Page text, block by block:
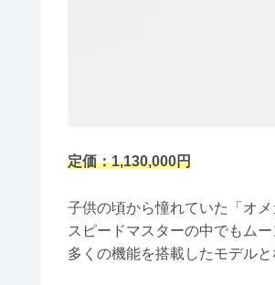
定価：1,130,000円
子供の頃から憧れていた「オメ
スピードマスターの中でもム
多くの機能を搭載したモデル